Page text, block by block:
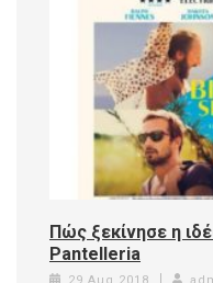
Πώς ξεκίνησε η
Pantelleria
29 Aug 2018